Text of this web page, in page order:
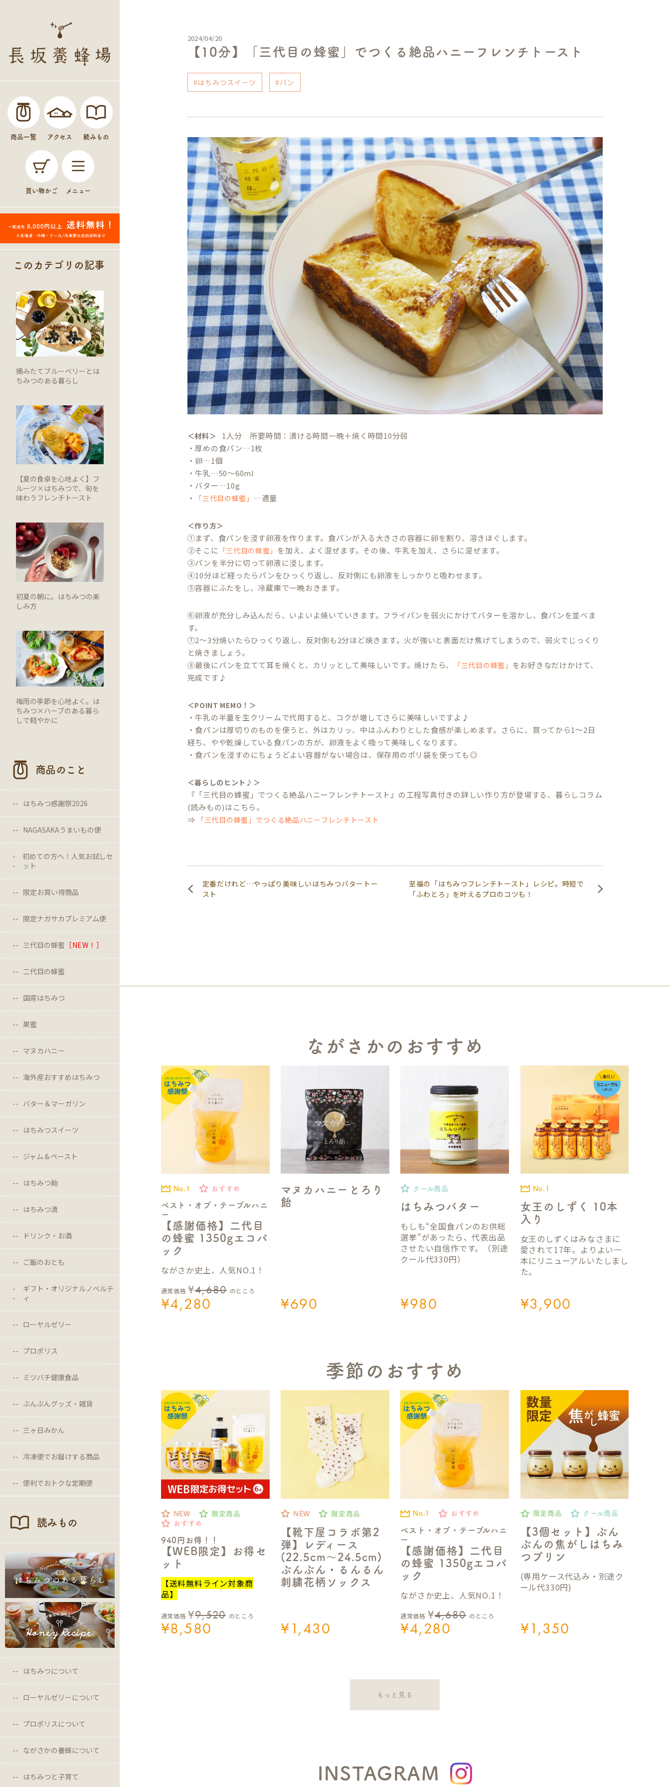
商品一覧 アクセス 読みもの
買い物かご メニュー
このカテゴリの記事
摘みたてブルーベリーとは
ちみつのある暮らし
【夏の食卓を心地よく】フ
ルーツ×はちみつで、旬を
味わうフレンチトースト
初夏の朝に。はちみつの楽
しみ方
梅雨の季節を心地よく。は
ちみつ×ハーブのある暮ら
しで軽やかに
商品のこと
はちみつ感謝祭2026
NAGASAKAうまいもの便
初めての方へ！人気お試しセ
ット
限定お買い得商品
限定ナガサカプレミアム便
三代目の蜂蜜 ［NEW！］
二代目の蜂蜜
国産はちみつ
巣蜜
マヌカハニー
海外産おすすめはちみつ
バター＆マーガリン
はちみつスイーツ
ジャム＆ペースト
はちみつ飴
はちみつ漬
ドリンク・お酒
ご飯のおとも
ギフト・オリジナルノベルテ
ィ
ローヤルゼリー
プロポリス
ミツバチ健康食品
ぶんぶんグッズ・雑貨
三ヶ日みかん
冷凍便でお届けする商品
便利でおトクな定期便
読みもの
はちみつについて
ローヤルゼリーについて
プロポリスについて
ながさかの養蜂について
はちみつと子育て
2024/04/20
【10分】「三代目の蜂蜜」でつくる絶品ハニーフレンチトースト
#はちみつスイーツ #パン
＜材料＞
1人分 所要時間：漬ける時間一晩＋焼く時間10分弱
・厚めの食パン…1枚
・卵…1個
・牛乳…50〜60ml
・バター…10g
・
「三代目の蜂蜜」 …適量
＜作り方＞
①まず、食パンを浸す卵液を作ります。食パンが入る大きさの容器に卵を割り、溶きほぐします。
②そこに 「三代目の蜂蜜」 を加え、よく混ぜます。その後、牛乳を加え、さらに混ぜます。
③パンを半分に切って卵液に浸します。
④10分ほど経ったらパンをひっくり返し、反対側にも卵液をしっかりと吸わせます。
⑤容器にふたをし、冷蔵庫で一晩おきます。
⑥卵液が充分しみ込んだら、いよいよ焼いていきます。フライパンを弱火にかけてバターを溶かし、食パンを並べま
す。
⑦2〜3分焼いたらひっくり返し、反対側も2分ほど焼きます。火が強いと表面だけ焦げてしまうので、弱火でじっくり
と焼きましょう。
⑧最後にパンを立てて耳を焼くと、カリッとして美味しいです。焼けたら、
「三代目の蜂蜜」 をお好きなだけかけて、
完成です♪
＜POINT MEMO！＞
・牛乳の半量を生クリームで代用すると、コクが増してさらに美味しいですよ♪
・食パンは厚切りのものを使うと、外はカリッ、中はふんわりとした食感が楽しめます。さらに、買ってから1〜2日
経ち、やや乾燥している食パンの方が、卵液をよく吸って美味しくなります。
・食パンを浸すのにちょうどよい容器がない場合は、保存用のポリ袋を使っても◎
＜暮らしのヒント♪＞
『「三代目の蜂蜜」でつくる絶品ハニーフレンチトースト』の工程写真付きの詳しい作り方が登場する、暮らしコラム
(読みもの)はこちら。
⇒
「三代目の蜂蜜」でつくる絶品ハニーフレンチトースト
定番だけれど…やっぱり美味しいはちみつバタートー
スト
至福の「はちみつフレンチトースト」レシピ。時短で
「ふわとろ」を叶えるプロのコツも！
ながさかのおすすめ
ベスト・オブ・テーブルハニ
ー
【感謝価格】二代目
の蜂蜜 1350gエコパ
ック
No.1 おすすめ
通常価格 ¥4,680 のところ
¥4,280
ながさか史上、人気NO.1！
マヌカハニーとろり
飴
¥690
はちみつバター
クール商品
¥980
もしも“全国食パンのお供総
選挙”があったら、代表出品
させたい自信作です。（別途
クール代330円）
女王のしずく 10本
入り
No.1
¥3,900
女王のしずくはみなさまに
愛されて17年。よりよい一
本にリニューアルいたしまし
た。
季節のおすすめ
940円お得！！
【WEB限定】お得セ
ット
NEW
限定商品
おすすめ
通常価格 ¥9,520 のところ
¥8,580
【送料無料ライン対象商
品】
【靴下屋コラボ第2
弾】レディース
(22.5cm～24.5cm)
ぶんぶん・るんるん
刺繍花柄ソックス
NEW 限定商品
¥1,430
ベスト・オブ・テーブルハニ
ー
【感謝価格】二代目
の蜂蜜 1350gエコパ
ック
No.1 おすすめ
通常価格 ¥4,680 のところ
¥4,280
ながさか史上、人気NO.1！
【3個セット】ぶん
ぶんの焦がしはちみ
つプリン
限定商品 クール商品
¥1,350
(専用ケース代込み・別途ク
ール代330円)
もっと見る
INSTAGRAM